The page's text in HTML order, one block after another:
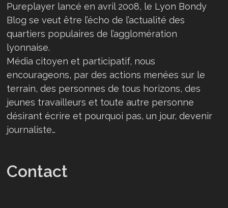
Pureplayer lancé en avril 2008, le Lyon Bondy
Blog se veut être l’écho de l’actualité des
quartiers populaires de l’agglomération
lyonnaise.
Média citoyen et participatif, nous
encourageons, par des actions menées sur le
terrain, des personnes de tous horizons, des
jeunes travailleurs et toute autre personne
désirant écrire et pourquoi pas, un jour, devenir
journaliste…
Contact